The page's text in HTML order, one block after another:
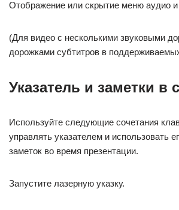
Отображение или скрытие меню аудио и
(Для видео с несколькими звуковыми
дорожками субтитров в
Указатель и заметки в
Используйте следующие сочетания
управлять указателем и использовать
заметок во время презентации.
Запустите лазерную указку.